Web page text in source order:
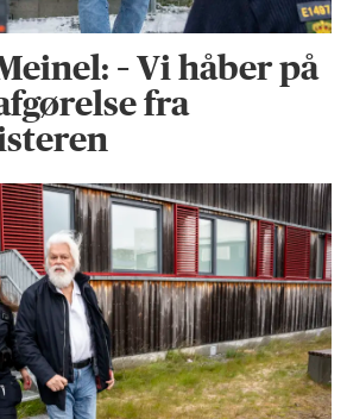
– Vi håber på
fra